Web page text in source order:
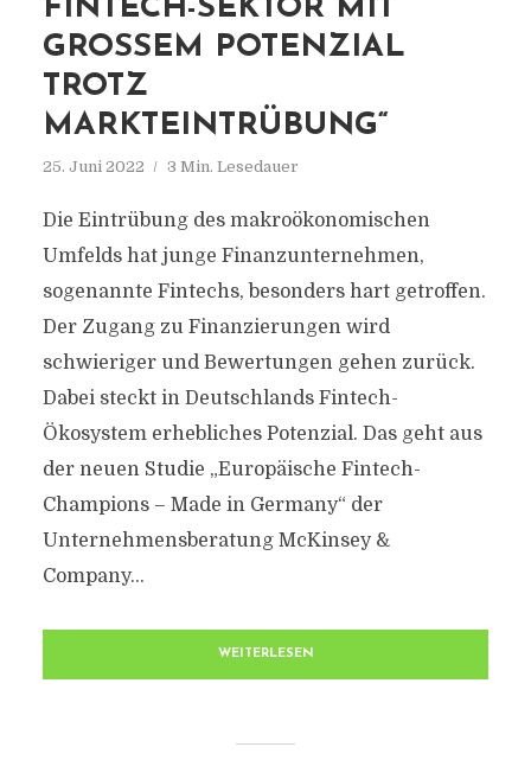
FINTECH-SEKTOR MIT
GROSSEM POTENZIAL T
ROTZ M
ARKTEINTRÜBUNG“
25. Juni 2022 3 Min. Lesedauer
Die Eintrübung des makroökonomischen
Umfelds hat junge Finanzunternehmen,
sogenannte Fintechs, besonders hart getroffen.
Der Zugang zu Finanzierungen wird
schwieriger und Bewertungen gehen zurück.
Dabei steckt in Deutschlands Fintech-
Ökosystem erhebliches Potenzial. Das geht aus
der neuen Studie „Europäische Fintech-
Champions – Made in Germany“ der
Unternehmensberatung McKinsey &
Company...
WEITERLESEN